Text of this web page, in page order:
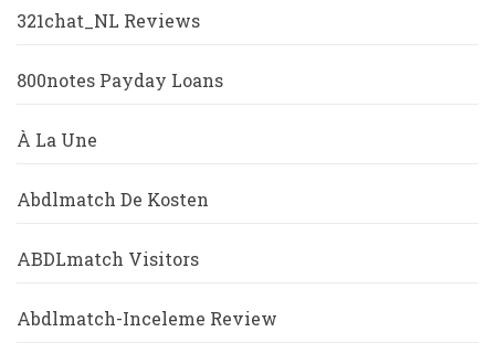
321chat_NL Reviews
800notes Payday Loans
À La Une
Abdlmatch De Kosten
ABDLmatch Visitors
Abdlmatch-Inceleme Review